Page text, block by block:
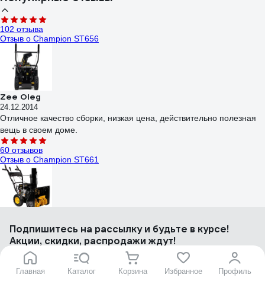
Главная Каталог Корзина Избранное Профиль
102 отзыва
Отзыв о Champion ST656
Zee Oleg
24.12.2014
Отличное качество сборки, низкая цена, действительно полезная
вещь в своем доме.
60 отзывов
Отзыв о Champion ST661
10.03.2024
Качество и сборка нормальные, есть конечно где приложить руки.
Крепеж весь лучше протянуть, как и во всей китайской технике.
Свечу сразу поменял на Denso. Два сезона, участок 30 соток -
подъездная дорога, огород, дорожки. Заводится в -25 без проблем.
Подпишитесь на рассылкуи будьте в курсе!
Акции, скидки, распродажи ждут!